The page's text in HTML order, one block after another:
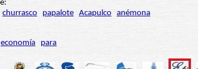
churrasco papalote Acapulco anémona
economía para